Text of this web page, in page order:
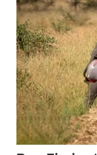
MAWAKA
ID
MARTABAT
NET
PLN
WATCH